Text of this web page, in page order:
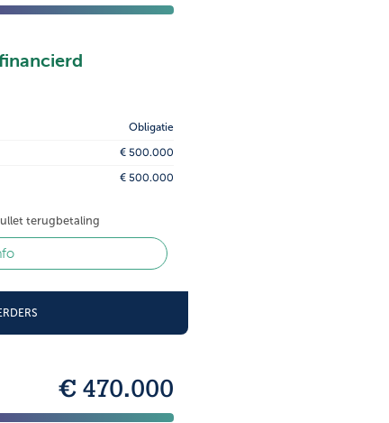
Obligatie
€ 500.000
€ 500.000
terugbetaling
€ 470.000